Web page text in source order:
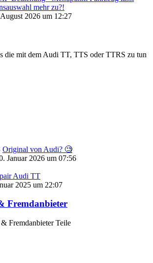
mehr zu?!
2026 um 12:27
die mit dem Audi TT, TTS oder TTRS zu tun
Original von Audi? 🧐
Januar 2026 um 07:56
Audi TT
2025 um 22:07
Fremdanbieter
Fremdanbieter Teile